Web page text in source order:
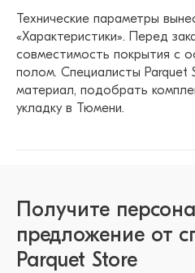
Технические параметры
«Характеристики». Перед
совместимость покрытия с
полом. Специалисты Parquet
материал, подобрать
укладку в Тюмени.
Получите
предложение от
Parquet Store